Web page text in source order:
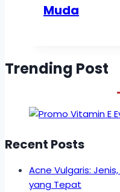
Muda
Trending Post
Recent Posts
Acne Vulgaris:
yang Tepat